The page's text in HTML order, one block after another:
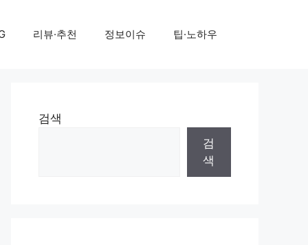
리뷰·추천 정보이슈 팁·노하우
검색
검
색